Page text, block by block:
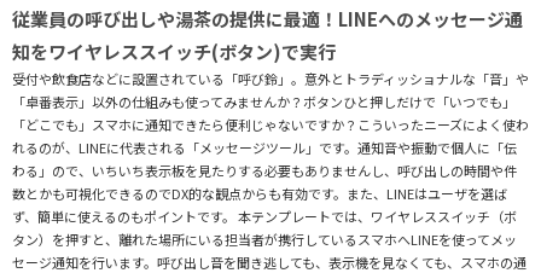
従業員の呼び出しや湯茶の提供に最適！LINEへのメッセージ通
知をワイヤレススイッチ(ボタン)で実行
受付や飲食店などに設置されている「呼び鈴」。意外とトラディッショナルな「音」や
「卓番表示」以外の仕組みも使ってみませんか？ボタンひと押しだけで「いつでも」
「どこでも」スマホに通知できたら便利じゃないですか？こういったニーズによく使わ
れるのが、LINEに代表される「メッセージツール」です。通知音や振動で個人に「伝
わる」ので、いちいち表示板を見たりする必要もありませんし、呼び出しの時間や件
数とかも可視化できるのでDX的な観点からも有効です。また、LINEはユーザを選ば
ず、簡単に使えるのもポイントです。 本テンプレートでは、ワイヤレススイッチ（ボ
タン）を押すと、離れた場所にいる担当者が携行しているスマホへLINEを使ってメッ
セージ通知を行います。呼び出し音を聞き逃しても、表示機を見なくても、スマホの通